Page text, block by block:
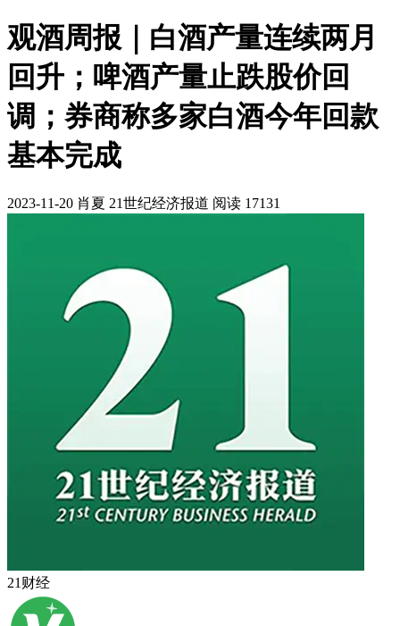
观酒周报｜白酒产量连续两月
回升；啤酒产量止跌股价回
调；券商称多家白酒今年回款
基本完成
2023-11-20 肖夏 21世纪经济报道 阅读 17131
21财经